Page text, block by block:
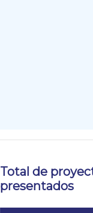
Total de
presentados